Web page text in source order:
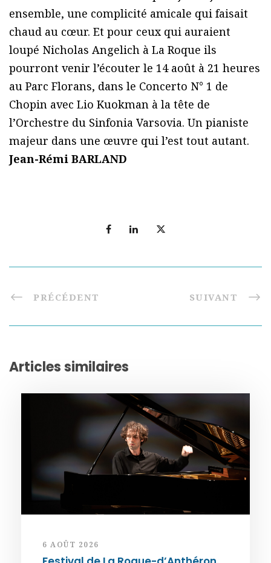
ensemble, une complicité amicale qui faisait
chaud au cœur. Et pour ceux qui auraient
loupé Nicholas Angelich à La Roque ils
pourront venir l’écouter le 14 août à 21 heures
au Parc Florans, dans le Concerto N° 1 de
Chopin avec Lio Kuokman à la tête de
l’Orchestre du Sinfonia Varsovia. Un pianiste
majeur dans une œuvre qui l’est tout autant.
Jean-Rémi BARLAND
PRÉCÉDENT SUIVANT
Articles similaires
6 AOÛT 2026